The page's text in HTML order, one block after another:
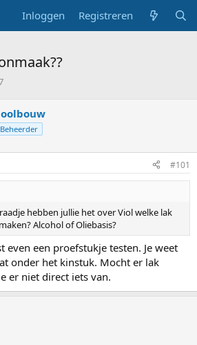
Inloggen Registreren
Beheerder
#101
hebben jullie het over Viol welke lak
Alcohol of Oliebasis?
even een proefstukje testen. Je weet
onder het kinstuk. Mocht er lak
er niet direct iets van.